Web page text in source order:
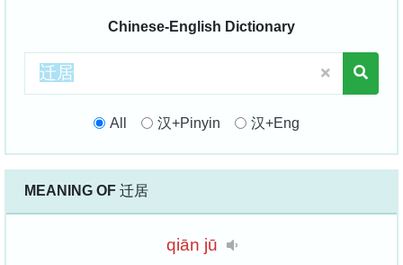
Chinese-English Dictionary
All 汉+Pinyin 汉+Eng
MEANING OF 迁居
qiān jū